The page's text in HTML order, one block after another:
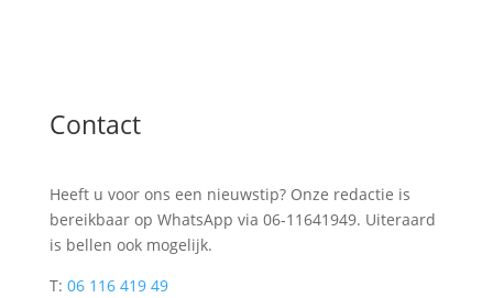
Contact
Heeft u voor ons een nieuwstip? Onze redactie is
bereikbaar op WhatsApp via 06-11641949. Uiteraard
is bellen ook mogelijk.
T: 06 116 419 49